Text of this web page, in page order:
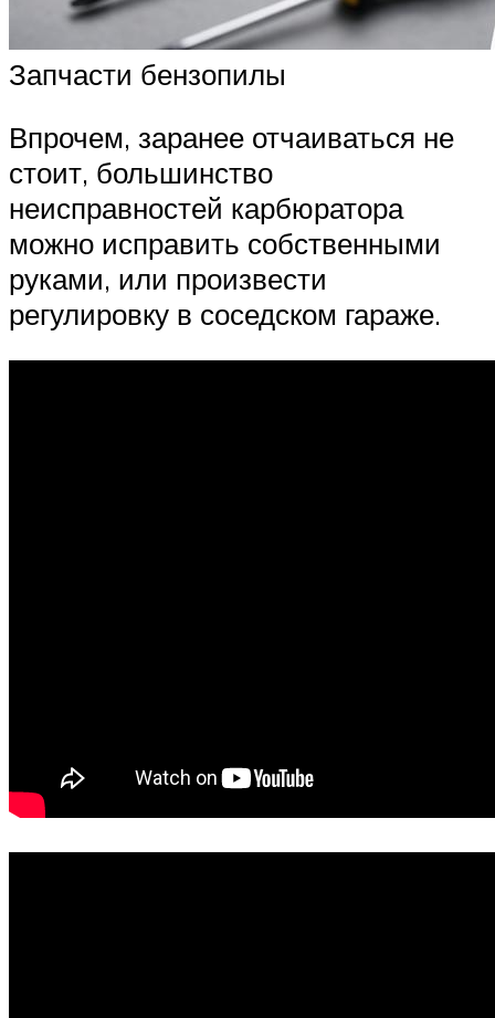
Запчасти бензопилы
Впрочем, заранее отчаиваться не
стоит, большинство
неисправностей карбюратора
можно исправить собственными
руками, или произвести
регулировку в соседском гараже.